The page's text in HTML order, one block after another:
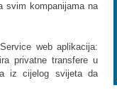
svim kompanijama na
web aplikacija:
privatne transfere u
iz cijelog svijeta da